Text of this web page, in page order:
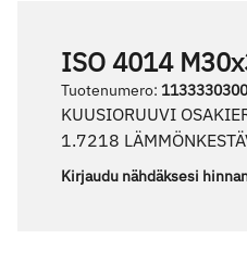
ISO 4014
Tuotenumero: 1133330300
KUUSIORUUVI
1.7218
Kirjaudu nähdäksesi